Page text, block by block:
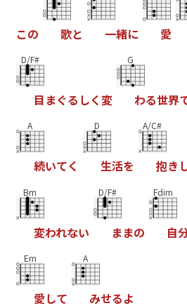
この 歌と 一緒に 愛
D/F#
目 まぐる しく変
G
わる世界
A
続いてく
D
生活を
A/C#
抱き
Bm
変われない
D/F#
ままの
Fdim
自
Em
愛して
A
みせるよ